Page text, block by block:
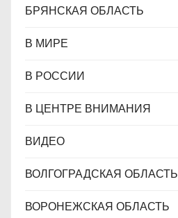
БРЯНСКАЯ ОБЛАСТЬ
В МИРЕ
В РОССИИ
В ЦЕНТРЕ ВНИМАНИЯ
ВИДЕО
ВОЛГОГРАДСКАЯ ОБЛАСТЬ
ВОРОНЕЖСКАЯ ОБЛАСТЬ